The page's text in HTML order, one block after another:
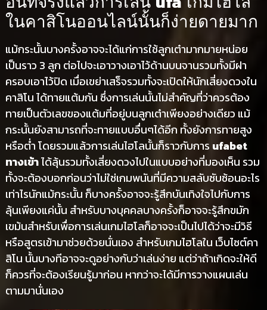
ในคาสิโนออนไลน์นั้นก็ง่ายดายมาก
แม้กระนั้นบางครั้งอาจจะได้แก่การใช้ลูกเต๋ามากมายหน่อย
เป็นราว 3 ลูก ต่อไปจะเอาวางเอาไว้ด้านบนจานรวมทั้งมีฝา
ครอบเอาไว้ปิด เมื่อเขย่าเสร็จรวมทั้งจะเปิดให้นักเสี่ยงดวงใน
คาสิโน ได้ทายแต้มกัน ซึ่งการเล่นนั้นไม่สำคัญที่ว่าควรต้อง
ทายเป็นตัวเลขของแต้มที่อยู่บนลูกเต๋าเพียงอย่างเดียว แม้
กระนั้นยังสามารถที่จะทายแบบอื่นๆได้อีก ทั้งยังการทายสูง
หรือต่ำ โดยรวมแล้วการเล่นไฮโลนั้นก็ราวกับการ ufabet
ทางเข้าได้ลุ้นรวมทั้งเสี่ยงดวงไปในแบบอย่างที่มองเห็น รวม
ทั้งจะต้องบอกก่อนว่าไม่ใช่เกมพนันที่มีความสลับซับซ้อนอะไร
เท่าไรนักแม้กระนั้น ก็บางครั้งอาจจะรู้สึกบันเทิงใจไปกับการ
ลุ้นเพียงแค่นั้น สำหรับบางบุคคลบางครั้งก็อาจจะรู้สึกขมัก
เขม้นสำหรับเพื่อการเล่นเกมไฮโลก็อาจจะเป็นไปได้ว่าจะมีวิธี
หรือสูตรเข้ามาช่วยด้วยนั่นเอง สำหรับเกมไฮโลใน เว็บไซต์คา
สิโน นั้นบางทีอาจจะดูอย่างกับว่าเล่นง่าย แต่ว่าถ้าเกิดจะให้ดี
ก็ควรที่จะต้องเรียนรู้มาก่อน หากว่าจะได้มีการวางแผนเล่น
ตามมานั่นเอง